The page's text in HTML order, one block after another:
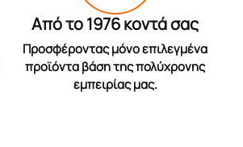
Από το 1976 κοντά σας
Προσφέροντας μόνο επιλεγμένα
προϊόντα βάση της πολύχρονης
εμπειρίας μας.